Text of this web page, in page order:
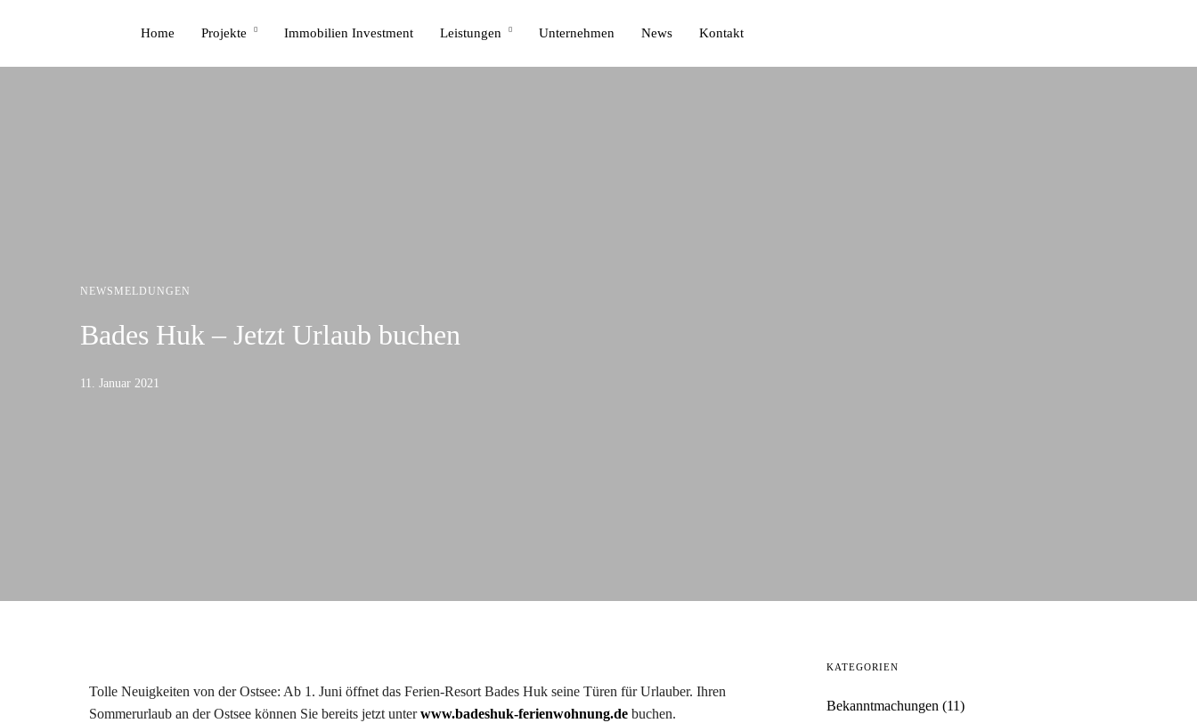
Home Projekte Immobilien Investment Leistungen Unternehmen News Kontakt
NEWSMELDUNGEN
Bades Huk – Jetzt Urlaub buchen
11. Januar 2021
Tolle Neuigkeiten von der Ostsee: Ab 1. Juni öffnet das Ferien-Resort Bades Huk seine Türen für Urlauber. Ihren
Sommerurlaub an der Ostsee können Sie bereits jetzt unterwww.badeshuk-ferienwohnung.de buchen.
KATEGORIEN
Bekanntmachungen (11)